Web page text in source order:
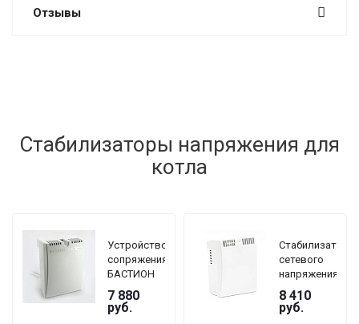
Отзывы
Стабилизаторы напряжения для
котла
Устройство
сопряжения
БАСТИОН
TEPLOCOM
GF
7 880
руб.
Стабилизатор
сетевого
напряжения
TEPLOCOM
БАСТИОН
ST-1515
8 410
руб.